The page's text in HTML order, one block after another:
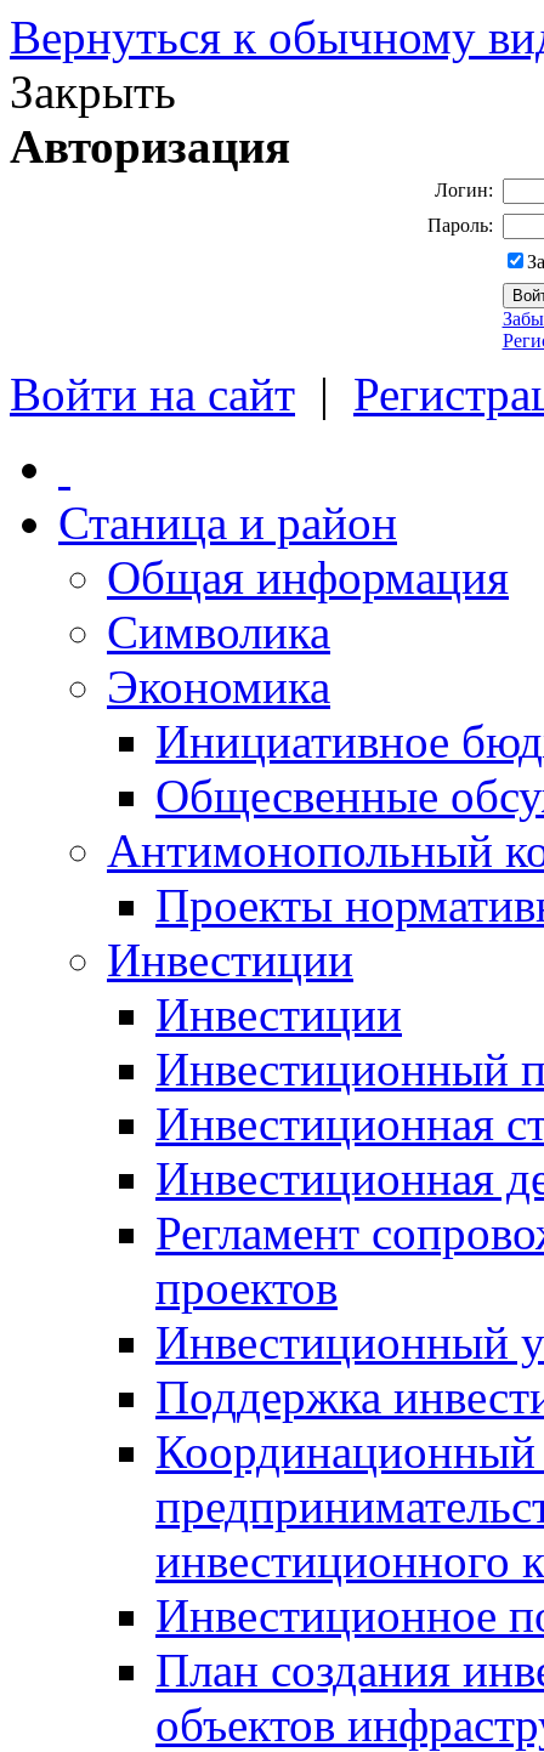
Вернуться к обычному
Закрыть
Авторизация
Логин:
Пароль:
Войти на сайт |
Станица и район
Общая информация
Символика
Экономика
Инициативное
Общесвенные
Антимонопольный
Проекты
Инвестиции
Инвестиции
Инвестиционный
Инвестиционная
Инвестиционная
Регламент
проектов
Инвестиционный
Поддержка
Координационный
инвестиционного
Инвестиционное
План создания
объектов